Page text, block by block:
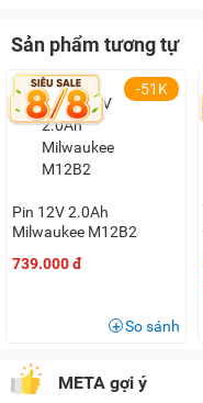
Sản phẩm tương tự
-51K
Pin 12V 2.0Ah
Milwaukee M12B2
739.000 đ
So sánh
META gợi ý